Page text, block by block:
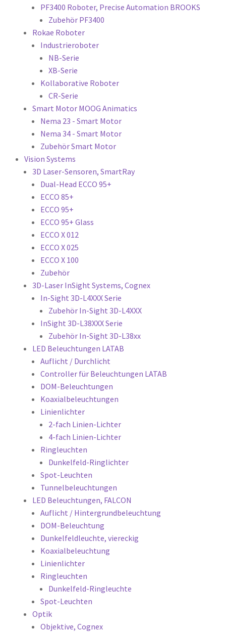
PF3400 Roboter, Precise Automation BROOKS
Zubehör PF3400
Rokae Roboter
Industrieroboter
NB-Serie
XB-Serie
Kollaborative Roboter
CR-Serie
Smart Motor MOOG Animatics
Nema 23 - Smart Motor
Nema 34 - Smart Motor
Zubehör Smart Motor
Vision Systems
3D Laser-Sensoren, SmartRay
Dual-Head ECCO 95+
ECCO 85+
ECCO 95+
ECCO 95+ Glass
ECCO X 012
ECCO X 025
ECCO X 100
Zubehör
3D-Laser InSight Systems, Cognex
In-Sight 3D-L4XXX Serie
Zubehör In-Sight 3D-L4XXX
InSight 3D-L38XXX Serie
Zubehör In-Sight 3D-L38xx
LED Beleuchtungen LATAB
Auflicht / Durchlicht
Controller für Beleuchtungen LATAB
DOM-Beleuchtungen
Koaxialbeleuchtungen
Linienlichter
2-fach Linien-Lichter
4-fach Linien-Lichter
Ringleuchten
Dunkelfeld-Ringlichter
Spot-Leuchten
Tunnelbeleuchtungen
LED Beleuchtungen, FALCON
Auflicht / Hintergrundbeleuchtung
DOM-Beleuchtung
Dunkelfeldleuchte, viereckig
Koaxialbeleuchtung
Linienlichter
Ringleuchten
Dunkelfeld-Ringleuchte
Spot-Leuchten
Optik
Objektive, Cognex